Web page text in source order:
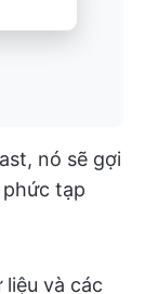
nó sẽ gợi
tạp
và các